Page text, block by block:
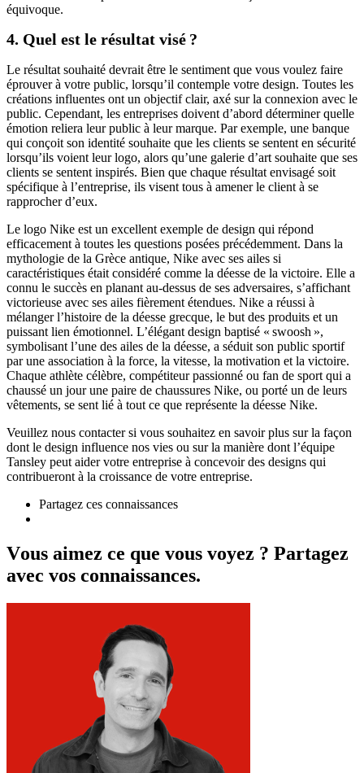
équivoque.
4. Quel est le résultat visé ?
Le résultat souhaité devrait être le sentiment que vous voulez faire
éprouver à votre public, lorsqu’il contemple votre design. Toutes les
créations influentes ont un objectif clair, axé sur la connexion avec le
public. Cependant, les entreprises doivent d’abord déterminer quelle
émotion reliera leur public à leur marque. Par exemple, une banque
qui conçoit son identité souhaite que les clients se sentent en sécurité
lorsqu’ils voient leur logo, alors qu’une galerie d’art souhaite que ses
clients se sentent inspirés. Bien que chaque résultat envisagé soit
spécifique à l’entreprise, ils visent tous à amener le client à se
rapprocher d’eux.
Le logo Nike est un excellent exemple de design qui répond
efficacement à toutes les questions posées précédemment. Dans la
mythologie de la Grèce antique, Nike avec ses ailes si
caractéristiques était considéré comme la déesse de la victoire. Elle a
connu le succès en planant au-dessus de ses adversaires, s’affichant
victorieuse avec ses ailes fièrement étendues. Nike a réussi à
mélanger l’histoire de la déesse grecque, le but des produits et un
puissant lien émotionnel. L’élégant design baptisé « swoosh »,
symbolisant l’une des ailes de la déesse, a séduit son public sportif
par une association à la force, la vitesse, la motivation et la victoire.
Chaque athlète célèbre, compétiteur passionné ou fan de sport qui a
chaussé un jour une paire de chaussures Nike, ou porté un de leurs
vêtements, se sent lié à tout ce que représente la déesse Nike.
Veuillez nous contacter si vous souhaitez en savoir plus sur la façon
dont le design influence nos vies ou sur la manière dont l’équipe
Tansley peut aider votre entreprise à concevoir des designs qui
contribueront à la croissance de votre entreprise.
Partagez ces connaissances
Vous aimez ce que vous voyez ? Partagez
avec vos connaissances.